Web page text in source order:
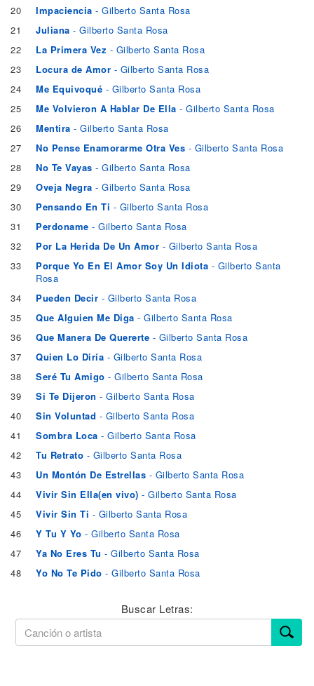
20
Impaciencia - Gilberto Santa Rosa
21
Juliana - Gilberto Santa Rosa
22
La Primera Vez - Gilberto Santa Rosa
23
Locura de Amor - Gilberto Santa Rosa
24
Me Equivoqué - Gilberto Santa Rosa
25
Me Volvieron A Hablar De Ella - Gilberto Santa Rosa
26
Mentira - Gilberto Santa Rosa
27
No Pense Enamorarme Otra Ves - Gilberto Santa Rosa
28
No Te Vayas - Gilberto Santa Rosa
29
Oveja Negra - Gilberto Santa Rosa
30
Pensando En Ti - Gilberto Santa Rosa
31
Perdoname - Gilberto Santa Rosa
32
Por La Herida De Un Amor - Gilberto Santa Rosa
33
Porque Yo En El Amor Soy Un Idiota - Gilberto Santa
Rosa
34
Pueden Decir - Gilberto Santa Rosa
35
Que Alguien Me Diga - Gilberto Santa Rosa
36
Que Manera De Quererte - Gilberto Santa Rosa
37
Quien Lo Diría - Gilberto Santa Rosa
38
Seré Tu Amigo - Gilberto Santa Rosa
39
Si Te Dijeron - Gilberto Santa Rosa
40
Sin Voluntad - Gilberto Santa Rosa
41
Sombra Loca - Gilberto Santa Rosa
42
Tu Retrato - Gilberto Santa Rosa
43
Un Montón De Estrellas - Gilberto Santa Rosa
44
Vivir Sin Ella(en vivo) - Gilberto Santa Rosa
45
Vivir Sin Ti - Gilberto Santa Rosa
46
Y Tu Y Yo - Gilberto Santa Rosa
47
Ya No Eres Tu - Gilberto Santa Rosa
48
Yo No Te Pido - Gilberto Santa Rosa
Buscar Letras: